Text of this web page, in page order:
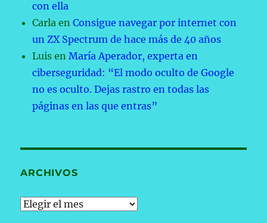
con ella
Carla enConsigue navegar por internet con
un ZX Spectrum de hace más de 40 años
Luis enMaría Aperador, experta en
ciberseguridad: “El modo oculto de Google
no es oculto. Dejas rastro en todas las
páginas en las que entras”
ARCHIVOS
Archivos